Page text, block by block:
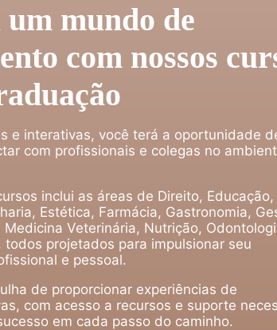
mundo de
com nossos
e interativas, você terá a oportunidade
com profissionais e colegas no
inclui as áreas de Direito, Educação,
Estética, Farmácia, Gastronomia,
Veterinária, Nutrição,
todos projetados para impulsionar seu
e pessoal.
de proporcionar experiências de
com acesso a recursos e suporte
em cada passo do caminho.